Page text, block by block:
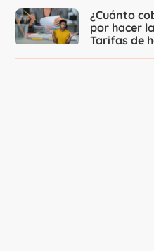
¿Cuánto
por hacer
Tarifas de